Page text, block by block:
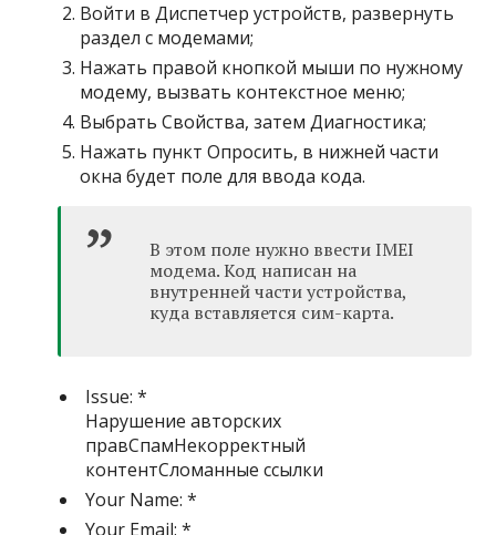
Войти в Диспетчер устройств, развернуть
раздел с модемами;
Нажать правой кнопкой мыши по нужному
модему, вызвать контекстное меню;
Выбрать Свойства, затем Диагностика;
Нажать пункт Опросить, в нижней части
окна будет поле для ввода кода.
В этом поле нужно ввести IMEI
модема. Код написан на
внутренней части устройства,
куда вставляется сим-карта.
Issue:*
Нарушение авторских
правСпамНекорректный
контентСломанные ссылки
Your Name:*
Your Email:*